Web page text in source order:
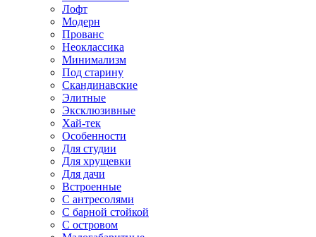
Лофт
Модерн
Прованс
Неоклассика
Минимализм
Под старину
Скандинавские
Элитные
Эксклюзивные
Хай-тек
Особенности
Для студии
Для хрущевки
Для дачи
Встроенные
С антресолями
С барной стойкой
С островом